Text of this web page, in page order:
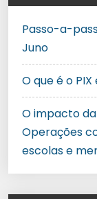
Passo-a-
Juno
O que é o
O impacto
Operações
escolas e